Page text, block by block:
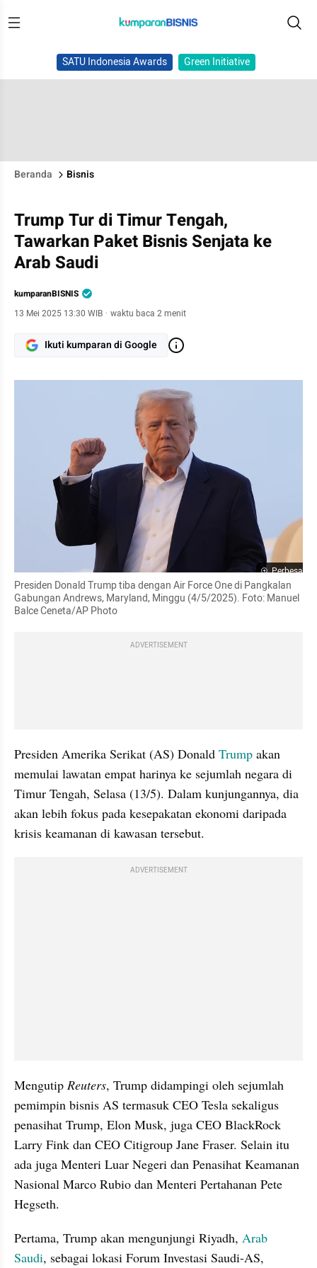
SATU Indonesia Awards Green Initiative
Beranda Bisnis
Trump Tur di Timur Tengah,
Tawarkan Paket Bisnis Senjata ke
Arab Saudi
kumparanBISNIS
13 Mei 2025 13:30 WIB · waktu baca 2 menit
Ikuti kumparan di Google
Perbesar
Presiden Donald Trump tiba dengan Air Force One di Pangkalan
Gabungan Andrews, Maryland, Minggu (4/5/2025). Foto: Manuel
Balce Ceneta/AP Photo
ADVERTISEMENT
Presiden Amerika Serikat (AS) Donald Trump akan
memulai lawatan empat harinya ke sejumlah negara di
Timur Tengah, Selasa (13/5). Dalam kunjungannya, dia
akan lebih fokus pada kesepakatan ekonomi daripada
krisis keamanan di kawasan tersebut.
ADVERTISEMENT
Mengutip Reuters, Trump didampingi oleh sejumlah
pemimpin bisnis AS termasuk CEO Tesla sekaligus
penasihat Trump, Elon Musk, juga CEO BlackRock
Larry Fink dan CEO Citigroup Jane Fraser. Selain itu
ada juga Menteri Luar Negeri dan Penasihat Keamanan
Nasional Marco Rubio dan Menteri Pertahanan Pete
Hegseth.
Pertama, Trump akan mengunjungi Riyadh, Arab
Saudi, sebagai lokasi Forum Investasi Saudi-AS,